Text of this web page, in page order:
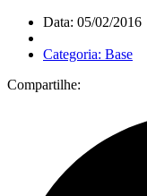
Data: 05/02/2016
Categoria: Base
Compartilhe: